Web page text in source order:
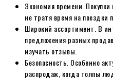
Экономия времени.
не тратя время на поездки
Широкий ассортимент. В
предложения разных
изучать отзывы.
Безопасность. Особенно
распродаж, когда толпы